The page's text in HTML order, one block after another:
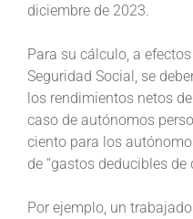
diciembre de 2023.
Para su cálculo, a
Seguridad Social, se
los rendimientos netos
caso de autónomos
ciento para los
de “gastos deducibles
Por ejemplo, un